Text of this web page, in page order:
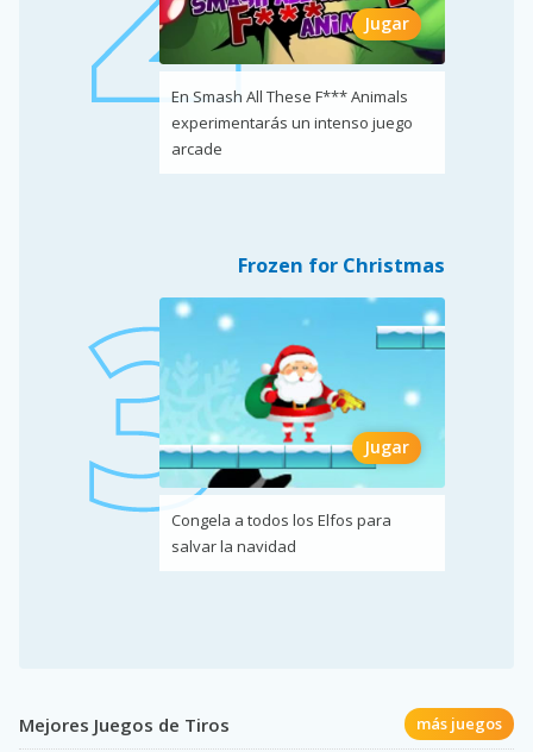
Jugar
En Smash All These F*** Animals
experimentarás un intenso juego
arcade
Frozen for Christmas
Jugar
Congela a todos los Elfos para
salvar la navidad
Mejores Juegos de Tiros más juegos